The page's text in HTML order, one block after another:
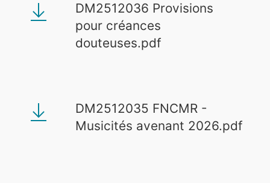
DM2512036 Provisions
pour créances
douteuses.pdf
DM2512035 FNCMR -
Musicités avenant 2026.pdf